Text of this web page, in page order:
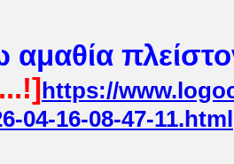
αμαθία
https://
04-16-08-47-11.html